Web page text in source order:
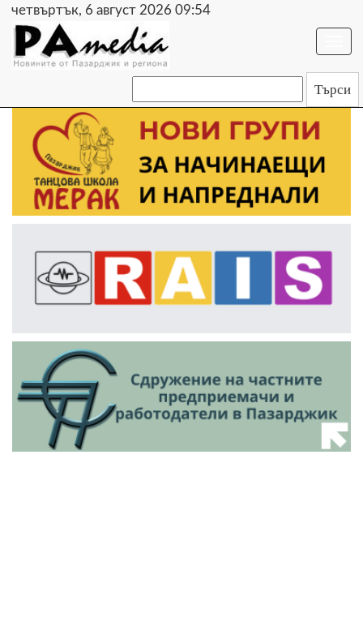
четвъртък, 6 август 2026 09:54